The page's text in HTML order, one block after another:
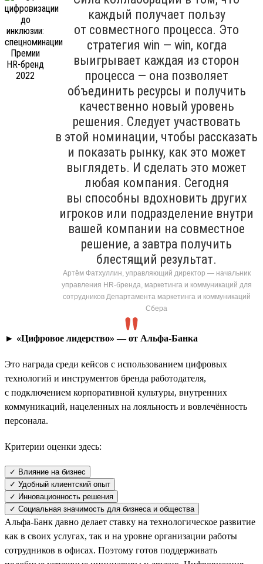
каждый получает пользу
от совместного процесса. Это
стратегия win — win, когда
выигрывает каждая из сторон
процесса — она позволяет
объединить ресурсы и получить
качественно новый уровень
решения. Следует участвовать
в этой номинации, чтобы рассказать
и показать рынку, как это может
выглядеть. И сделать это может
любая компания. Сегодня
вы способны вдохновить других
игроков или подразделение внутри
вашей компании на совместное
решение, а завтра получить
блестящий результат.
Артём Фатхуллин, управляющий директор — начальник
управления HR-бренда, маркетинга и коммуникаций для
сотрудников Департамента маркетинга и коммуникаций
Сбера
► «Цифровое лидерство» — от Альфа-Банка
Это награда среди кейсов с использованием цифровых
технологий и инструментов бренда работодателя,
с подключением корпоративной культуры, внутренних
коммуникаций, нацеленных на лояльность и вовлечённость
персонала.
Критерии оценки здесь:
✓ Влияние на бизнес
✓ Удобный клиентский опыт
✓ Инновационность решения
✓ Социальная значимость для бизнеса и общества
Альфа-Банк давно делает ставку на технологическое развитие
как в своих услугах, так и на уровне организации работы
сотрудников в офисах. Поэтому готов поддерживать